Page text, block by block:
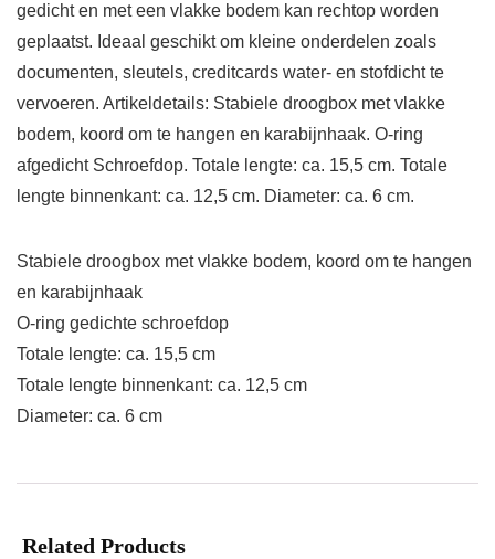
gedicht en met een vlakke bodem kan rechtop worden
geplaatst. Ideaal geschikt om kleine onderdelen zoals
documenten, sleutels, creditcards water- en stofdicht te
vervoeren. Artikeldetails: Stabiele droogbox met vlakke
bodem, koord om te hangen en karabijnhaak. O-ring
afgedicht Schroefdop. Totale lengte: ca. 15,5 cm. Totale
lengte binnenkant: ca. 12,5 cm. Diameter: ca. 6 cm.
Stabiele droogbox met vlakke bodem, koord om te hangen
en karabijnhaak
O-ring gedichte schroefdop
Totale lengte: ca. 15,5 cm
Totale lengte binnenkant: ca. 12,5 cm
Diameter: ca. 6 cm
Related Products